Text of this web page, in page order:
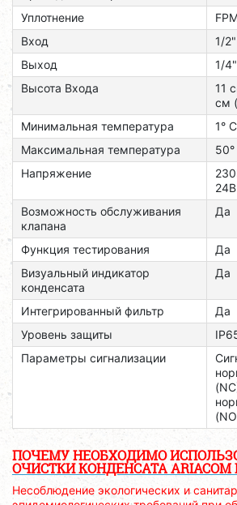
Уплотнение
Вход
1/
Выход
1/
Высота Входа
11
см
Минимальная температура
1° C
Максимальная температура
50°
Напряжение
Возможность обслуживания
клапана
Да
Функция тестирования
Да
Визуальный индикатор
конденсата
Да
Интегрированный фильтр
Да
Уровень защиты
Параметры сигнализации
ПОЧЕМУ НЕОБХОДИМО
ОЧИСТКИ КОНДЕНСАТА ARIACOM
Несоблюдение экологических и